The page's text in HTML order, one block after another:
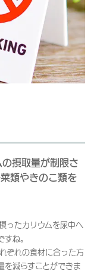
摂取量が制限さ
類やきのこ類を
ったカリウムを尿中へ
すね。
ぞれの食材に合った方
を減らすことができま